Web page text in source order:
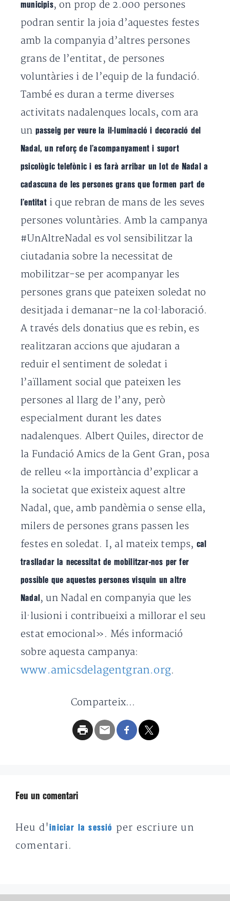
municipis, on prop de 2.000 persones
podran sentir la joia d’aquestes festes
amb la companyia d’altres persones
grans de l’entitat, de persones
voluntàries i de l’equip de la fundació.
També es duran a terme diverses
activitats nadalenques locals, com ara
un passeig per veure la il·luminació i decoració del
Nadal, un reforç de l’acompanyament i suport
psicològic telefònic i es farà arribar un lot de Nadal a
cadascuna de les persones grans que formen part de
l’entitati que rebran de mans de les seves
persones voluntàries. Amb la campanya
#UnAltreNadal es vol sensibilitzar la
ciutadania sobre la necessitat de
mobilitzar-se per acompanyar les
persones grans que pateixen soledat no
desitjada i demanar-ne la col·laboració.
A través dels donatius que es rebin, es
realitzaran accions que ajudaran a
reduir el sentiment de soledat i
l’aïllament social que pateixen les
persones al llarg de l’any, però
especialment durant les dates
nadalenques. Albert Quiles, director de
la Fundació Amics de la Gent Gran, posa
de relleu «la importància d’explicar a
la societat que existeix aquest altre
Nadal, que, amb pandèmia o sense ella,
milers de persones grans passen les
festes en soledat. I, al mateix temps, cal
traslladar la necessitat de mobilitzar-nos per fer
possible que aquestes persones visquin un altre
Nadal , un Nadal en companyia que les
il·lusioni i contribueixi a millorar el seu
estat emocional». Més informació
sobre aquesta campanya:
www.amicsdelagentgran.org.
Comparteix...
Feu un comentari
Heu d'iniciar la sessió
per escriure un
comentari.